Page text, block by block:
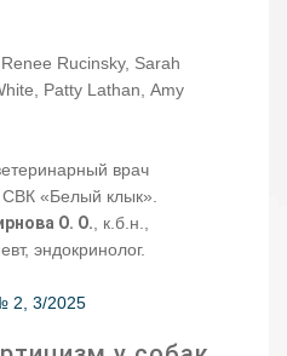
Rucinsky, Sarah
Patty Lathan, Amy
врач
«Белый клык».
О. О., к.б.н.,
эндокринолог.
2, 3/2025